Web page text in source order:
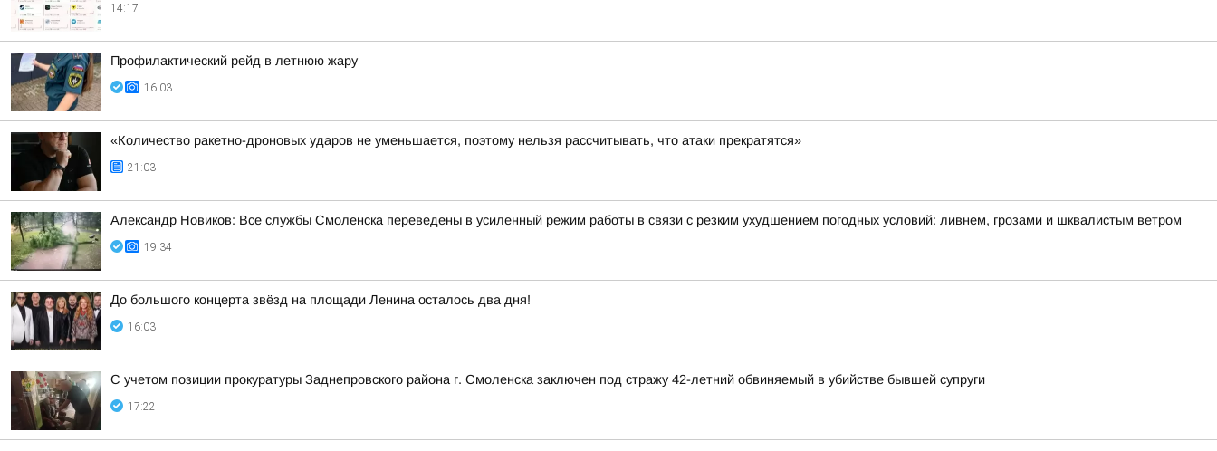
14:17
Профилактический рейд в летнюю жару
16:03
«Количество ракетно-дроновых ударов не уменьшается, поэтому нельзя рассчитывать, что атаки прекратятся»
21:03
Александр Новиков: Все службы Смоленска переведены в усиленный режим работы в связи с резким ухудшением погодных условий: ливнем, грозами и шквалистым ветром
19:34
До большого концерта звёзд на площади Ленина осталось два дня!
16:03
С учетом позиции прокуратуры Заднепровского района г. Смоленска заключен под стражу 42-летний обвиняемый в убийстве бывшей супруги
17:22